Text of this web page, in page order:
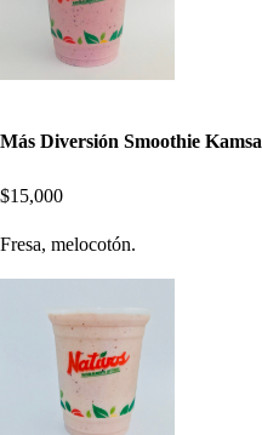
Más Diversión Smoothie Kamsa
$15,000
Fresa, melocotón.